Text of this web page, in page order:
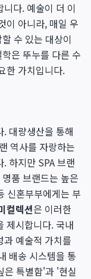
다. 예술이 더 이
이 아니라, 매일 우
수 있는 대상이
은 뚜누를 다른 수
한 가치입니다.
대량생산을 통해
역사를 자랑하는
하지만 SPA 브랜
품 브랜드는 높은
신혼부부에게는 부
컬렉션은 이러한
제시합니다. 국내
예술적 가치를
배송 시스템을 통
은 특별함'과 '현실